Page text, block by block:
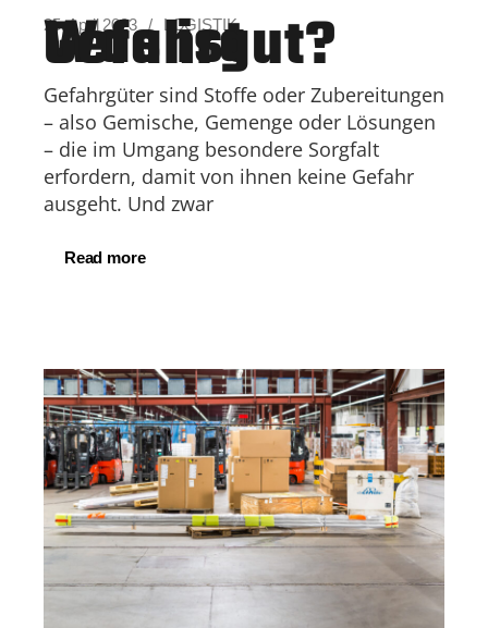
25. April 2023 LOGISTIK
Was ist Gefahrgut?
Gefahrgüter sind Stoffe oder Zubereitungen
– also Gemische, Gemenge oder Lösungen
– die im Umgang besondere Sorgfalt
erfordern, damit von ihnen keine Gefahr
ausgeht. Und zwar
Read more